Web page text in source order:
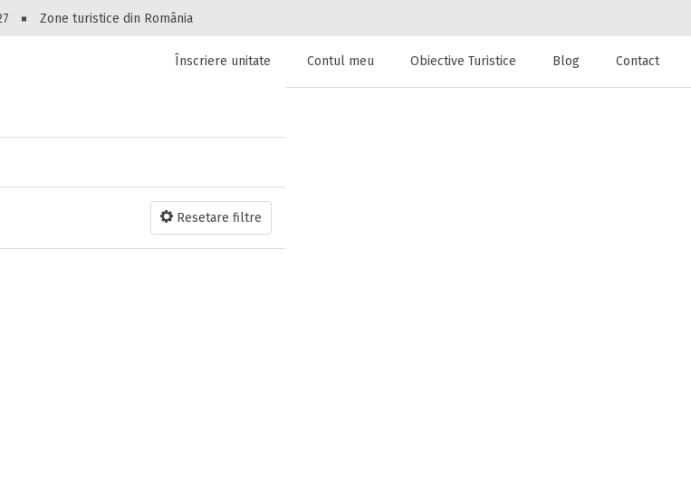
Zone turistice din România
oferte de cazare!
apartamente sau alte unitați de cazare la
Înscriere unitate Contul meu Obiective Turistice Blog Contact
Resetare filtre